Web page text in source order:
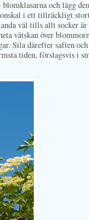
och lägg
i ett tillräckligt
väl tills allt socker är
vätskan över
Sila därefter saften
tiden, förslagsvis i